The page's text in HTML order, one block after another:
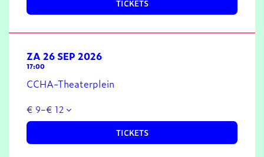
TICKETS
ZA 26 SEP 2026
17:00
CCHA-Theaterplein
€ 9–€ 12
TICKETS